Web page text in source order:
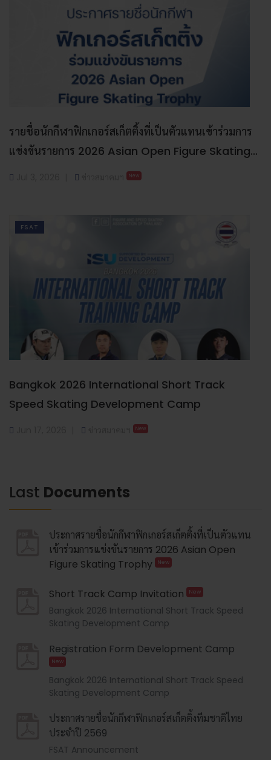
รายชื่อนักกีฬาฟิกเกอร์สเก็ตติ้งที่เป็นตัวแทนเข้าร่วมการ
แข่งขันรายการ 2026 Asian Open Figure Skating
Trophy
New
FSAT
Bangkok 2026 International Short Track
Speed Skating Development Camp
New
Last Documents
ประกาศรายชื่อนักกีฬาฟิกเกอร์สเก็ตติ้งที่เป็นตัวแทน
เข้าร่วมการแข่งขันรายการ 2026 Asian Open
Figure Skating Trophy
New
Short Track Camp Invitation New
Bangkok 2026 International Short Track Speed
Skating Development Camp
Registration Form Development Camp
New
Bangkok 2026 International Short Track Speed
Skating Development Camp
ประกาศรายชื่อนักกีฬาฟิกเกอร์สเก็ตติ้งทีมชาติไทย
ประจำปี 2569
FSAT Announcement